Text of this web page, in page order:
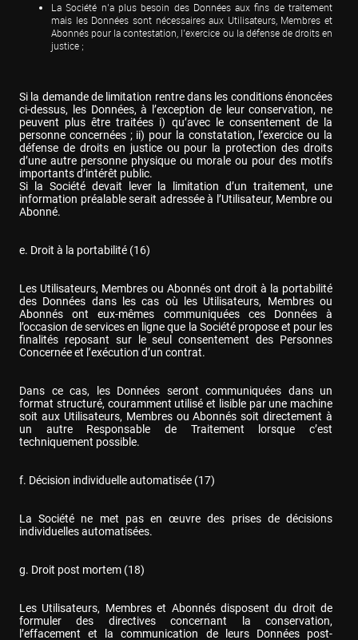
La Société n’a plus besoin des Données aux fins de traitement
mais les Données sont nécessaires aux Utilisateurs, Membres et
Abonnés pour la contestation, l’exercice ou la défense de droits en
justice ;
Si la demande de limitation rentre dans les conditions énoncées
ci-dessus, les Données, à l’exception de leur conservation, ne
peuvent plus être traitées i) qu’avec le consentement de la
personne concernées ; ii) pour la constatation, l’exercice ou la
défense de droits en justice ou pour la protection des droits
d’une autre personne physique ou morale ou pour des motifs
importants d’intérêt public.
Si la Société devait lever la limitation d’un traitement, une
information préalable serait adressée à l’Utilisateur, Membre ou
Abonné.
e. Droit à la portabilité (16)
Les Utilisateurs, Membres ou Abonnés ont droit à la portabilité
des Données dans les cas où les Utilisateurs, Membres ou
Abonnés ont eux-mêmes communiquées ces Données à
l’occasion de services en ligne que la Société propose et pour les
finalités reposant sur le seul consentement des Personnes
Concernée et l’exécution d’un contrat.
Dans ce cas, les Données seront communiquées dans un
format structuré, couramment utilisé et lisible par une machine
soit aux Utilisateurs, Membres ou Abonnés soit directement à
un autre Responsable de Traitement lorsque c’est
techniquement possible.
f. Décision individuelle automatisée (17)
La Société ne met pas en œuvre des prises de décisions
individuelles automatisées.
g. Droit post mortem (18)
Les Utilisateurs, Membres et Abonnés disposent du droit de
formuler des directives concernant la conservation,
l’effacement et la communication de leurs Données post-